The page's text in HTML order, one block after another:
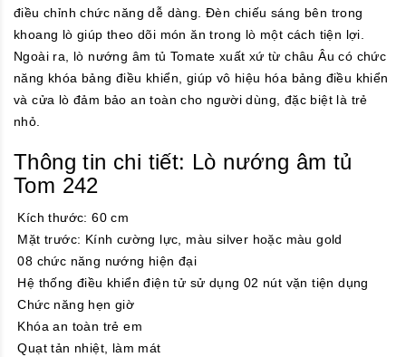
điều chỉnh chức năng dễ dàng. Đèn chiếu sáng bên trong
khoang lò giúp theo dõi món ăn trong lò một cách tiện lợi.
Ngoài ra, lò nướng âm tủ Tomate xuất xứ từ châu Âu có chức
năng khóa bảng điều khiển, giúp vô hiệu hóa bảng điều khiển
và cửa lò đảm bảo an toàn cho người dùng, đặc biệt là trẻ
nhỏ.
Thông tin chi tiết: Lò nướng âm tủ
Tom 242
Kích thước: 60 cm
Mặt trước: Kính cường lực, màu silver hoặc màu gold
08 chức năng nướng hiện đại
Hệ thống điều khiển điện tử sử dụng 02 nút vặn tiện dụng
Chức năng hẹn giờ
Khóa an toàn trẻ em
Quạt tản nhiệt, làm mát